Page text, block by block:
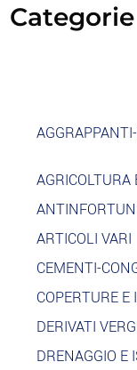
AGRICOLTURA
ARTICOLI VARI
CEMENTI-
COPERTURE E
DERIVATI
DRENAGGIO E